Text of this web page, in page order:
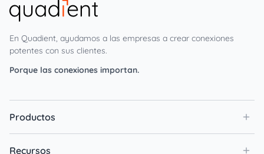
En Quadient, ayudamos a las empresas a crear conexiones
potentes con sus clientes.
Porque las conexiones importan.
Productos
Recursos